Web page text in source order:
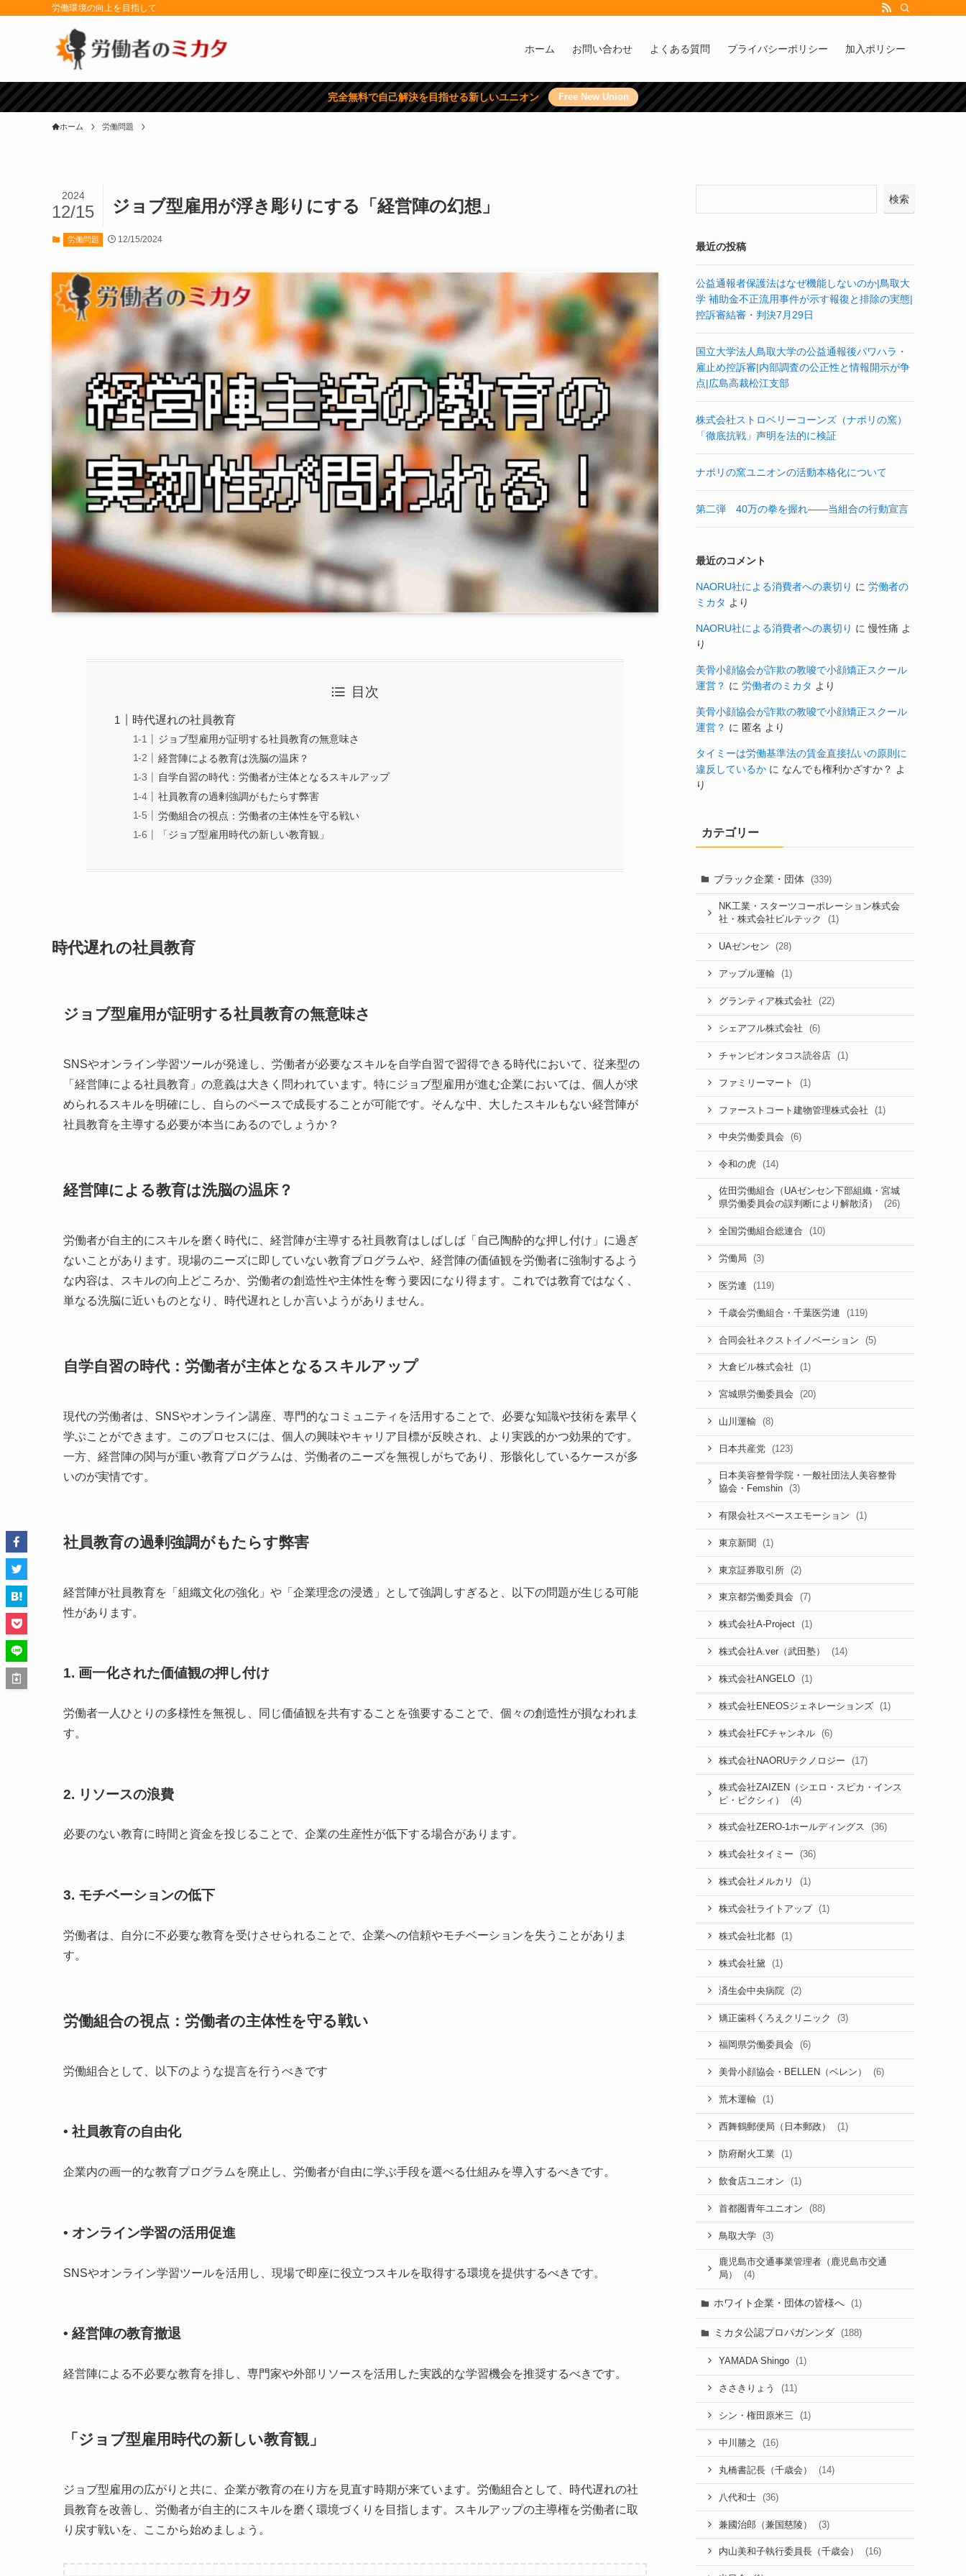
労働環境の向上を目指して
ホーム お問い合わせ よくある質問 プライバシーポリシー 加入ポリシー
完全無料で自己解決を目指せる新しいユニオン Free New Union
ホーム 労働問題
ジョブ型雇用が浮き彫りにする「経営陣の幻想」
2024
12/15
労働問題 12/15/2024
目次
時代遅れの社員教育
ジョブ型雇用が証明する社員教育の無意味さ
経営陣による教育は洗脳の温床？
自学自習の時代：労働者が主体となるスキルアップ
社員教育の過剰強調がもたらす弊害
労働組合の視点：労働者の主体性を守る戦い
「ジョブ型雇用時代の新しい教育観」
時代遅れの社員教育
ジョブ型雇用が証明する社員教育の無意味さ
SNSやオンライン学習ツールが発達し、労働者が必要なスキルを自学自習で習得できる時代において、従来型の
「経営陣による社員教育」の意義は大きく問われています。特にジョブ型雇用が進む企業においては、個人が求
められるスキルを明確にし、自らのペースで成長することが可能です。そんな中、大したスキルもない経営陣が
社員教育を主導する必要が本当にあるのでしょうか？
経営陣による教育は洗脳の温床？
労働者が自主的にスキルを磨く時代に、経営陣が主導する社員教育はしばしば「自己陶酔的な押し付け」に過ぎ
ないことがあります。現場のニーズに即していない教育プログラムや、経営陣の価値観を労働者に強制するよう
な内容は、スキルの向上どころか、労働者の創造性や主体性を奪う要因になり得ます。これでは教育ではなく、
単なる洗脳に近いものとなり、時代遅れとしか言いようがありません。
自学自習の時代：労働者が主体となるスキルアップ
現代の労働者は、SNSやオンライン講座、専門的なコミュニティを活用することで、必要な知識や技術を素早く
学ぶことができます。このプロセスには、個人の興味やキャリア目標が反映され、より実践的かつ効果的です。
一方、経営陣の関与が重い教育プログラムは、労働者のニーズを無視しがちであり、形骸化しているケースが多
いのが実情です。
社員教育の過剰強調がもたらす弊害
経営陣が社員教育を「組織文化の強化」や「企業理念の浸透」として強調しすぎると、以下の問題が生じる可能
性があります。
1. 画一化された価値観の押し付け
労働者一人ひとりの多様性を無視し、同じ価値観を共有することを強要することで、個々の創造性が損なわれま
す。
2. リソースの浪費
必要のない教育に時間と資金を投じることで、企業の生産性が低下する場合があります。
3. モチベーションの低下
労働者は、自分に不必要な教育を受けさせられることで、企業への信頼やモチベーションを失うことがありま
す。
労働組合の視点：労働者の主体性を守る戦い
労働組合として、以下のような提言を行うべきです
• 社員教育の自由化
企業内の画一的な教育プログラムを廃止し、労働者が自由に学ぶ手段を選べる仕組みを導入するべきです。
• オンライン学習の活用促進
SNSやオンライン学習ツールを活用し、現場で即座に役立つスキルを取得する環境を提供するべきです。
• 経営陣の教育撤退
経営陣による不必要な教育を排し、専門家や外部リソースを活用した実践的な学習機会を推奨するべきです。
「ジョブ型雇用時代の新しい教育観」
ジョブ型雇用の広がりと共に、企業が教育の在り方を見直す時期が来ています。労働組合として、時代遅れの社
員教育を改善し、労働者が自主的にスキルを磨く環境づくりを目指します。スキルアップの主導権を労働者に取
り戻す戦いを、ここから始めましょう。
検索
最近の投稿
公益通報者保護法はなぜ機能しないのか|鳥取大
学 補助金不正流用事件が示す報復と排除の実態|
控訴審結審・判決7月29日
国立大学法人鳥取大学の公益通報後パワハラ・
雇止め控訴審|内部調査の公正性と情報開示が争
点|広島高裁松江支部
株式会社ストロベリーコーンズ（ナポリの窯）
「徹底抗戦」声明を法的に検証
ナポリの窯ユニオンの活動本格化について
第二弾 40万の拳を握れ——当組合の行動宣言
最近のコメント
NAORU社による消費者への裏切り に 労働者の
ミカタ より
NAORU社による消費者への裏切り に慢性痛 よ
り
美骨小顔協会が詐欺の教唆で小顔矯正スクール
運営？ に 労働者のミカタ より
美骨小顔協会が詐欺の教唆で小顔矯正スクール
運営？ に 匿名 より
タイミーは労働基準法の賃金直接払いの原則に
違反しているか に なんでも権利かざすか？ よ
り
カテゴリー
ブラック企業・団体 (339)
NK工業・スターツコーポレーション株式会
社・株式会社ビルテック
(1)
UAゼンセン (28)
アップル運輸 (1)
グランティア株式会社 (22)
シェアフル株式会社 (6)
チャンピオンタコス読谷店 (1)
ファミリーマート (1)
ファーストコート建物管理株式会社 (1)
中央労働委員会 (6)
令和の虎 (14)
佐田労働組合（UAゼンセン下部組織・宮城
県労働委員会の誤判断により解散済）
(26)
全国労働組合総連合 (10)
労働局 (3)
医労連 (119)
千歳会労働組合・千葉医労連 (119)
合同会社ネクストイノベーション (5)
大倉ビル株式会社 (1)
宮城県労働委員会 (20)
山川運輸 (8)
日本共産党 (123)
日本美容整骨学院・一般社団法人美容整骨
協会・Femshin
(3)
有限会社スペースエモーション (1)
東京新聞 (1)
東京証券取引所 (2)
東京都労働委員会 (7)
株式会社A-Project (1)
株式会社A.ver（武田塾） (14)
株式会社ANGELO (1)
株式会社ENEOSジェネレーションズ (1)
株式会社FCチャンネル (6)
株式会社NAORUテクノロジー (17)
株式会社ZAIZEN（シエロ・スピカ・インス
ピ・ピクシィ）
(4)
株式会社ZERO-1ホールディングス (36)
株式会社タイミー (36)
株式会社メルカリ (1)
株式会社ライトアップ (1)
株式会社北都 (1)
株式会社黛 (1)
済生会中央病院 (2)
矯正歯科くろえクリニック (3)
福岡県労働委員会 (6)
美骨小顔協会・BELLEN（ベレン） (6)
荒木運輸 (1)
西舞鶴郵便局（日本郵政） (1)
防府耐火工業 (1)
飲食店ユニオン (1)
首都圏青年ユニオン (88)
鳥取大学 (3)
鹿児島市交通事業管理者（鹿児島市交通
局）
(4)
ホワイト企業・団体の皆様へ (1)
ミカタ公認プロパガンンダ (188)
YAMADA Shingo (1)
ささきりょう (11)
シン・権田原米三 (1)
中川勝之 (16)
丸橋書記長（千歳会） (14)
八代和士 (36)
兼國治郎（兼国慈陵） (3)
内山美和子執行委員長（千歳会） (16)